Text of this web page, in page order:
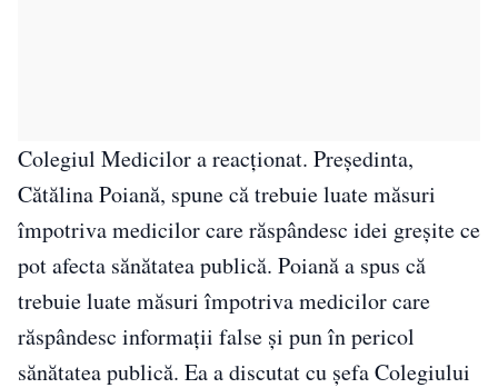
Colegiul Medicilor a reacționat. Președinta,
Cătălina Poiană, spune că trebuie luate măsuri
împotriva medicilor care răspândesc idei greșite ce
pot afecta sănătatea publică. Poiană a spus că
trebuie luate măsuri împotriva medicilor care
răspândesc informații false și pun în pericol
sănătatea publică. Ea a discutat cu șefa Colegiului